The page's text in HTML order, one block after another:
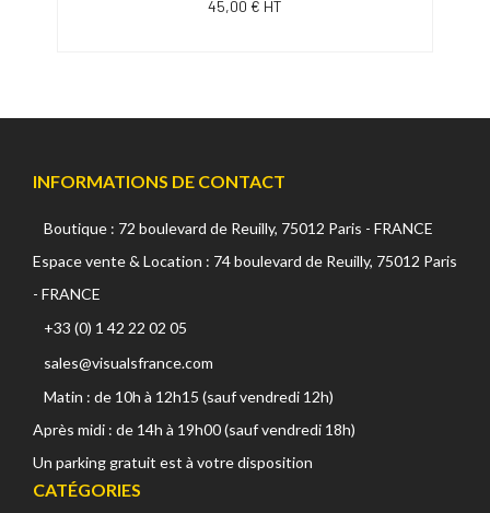
45,00 € HT
INFORMATIONS DE CONTACT
Boutique : 72 boulevard de Reuilly, 75012 Paris - FRANCE
Espace vente & Location : 74 boulevard de Reuilly, 75012 Paris
- FRANCE
+33 (0) 1 42 22 02 05
sales@visualsfrance.com
Matin : de 10h à 12h15 (sauf vendredi 12h)
Après midi : de 14h à 19h00 (sauf vendredi 18h)
Un parking gratuit est à votre disposition
CATÉGORIES